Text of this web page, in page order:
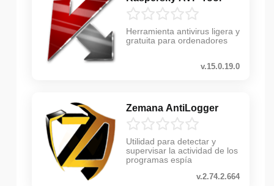
Herramienta antivirus ligera y
gratuita para ordenadores
v.15.0.19.0
Zemana AntiLogger
Utilidad para detectar y
supervisar la actividad de los
programas espía
v.2.74.2.664